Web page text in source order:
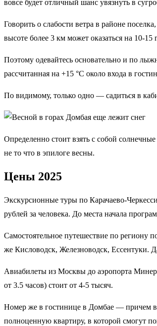
вовсе будет отличный шанс увязнуть в
Говорить о слабости ветра в районе
высоте более 3 км может оказаться на 10-15
Поэтому одевайтесь основательно и по
рассчитанная на +15 °C около входа в
По видимому, только одно — садиться в
Определенно стоит взять с собой
не то что в эпилоге весны.
Цены 2025
Экскурсионные туры по Карачаево-
рублей за человека. До места начала
Самостоятельное путешествие по региону
же Кисловодск, Железноводск, Ессентуки.
Авиабилеты из Москвы до аэропорта
от 3.5 часов) стоит от 4-5 тысяч.
Номер же в гостинице в Домбае — причем в
полноценную квартиру, в которой смогут